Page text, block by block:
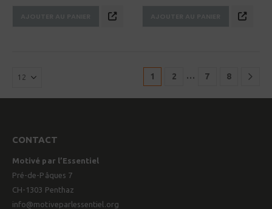
compagnons de route de ceux
1 2 … 7 8
CONTACT
Motivé par l’Essentiel
Pré-de-Pâques 7
CH-1303 Penthaz
info@motiveparlessentiel.org